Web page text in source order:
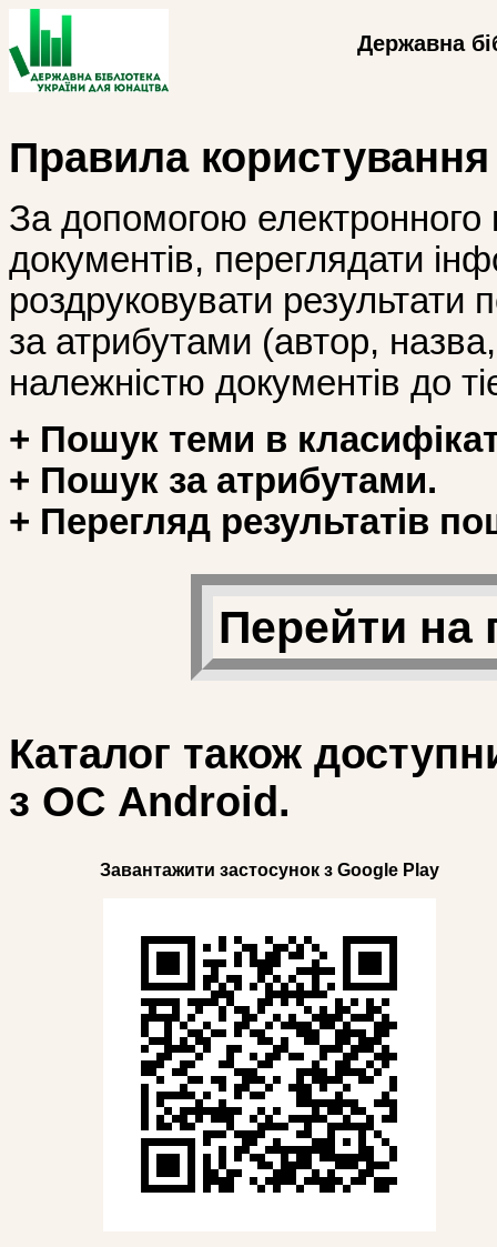
Державна
Правила
За допомогою
документів, переглядати
роздруковувати
за атрибутами (автор, назва,
належністю документів до
+ Пошук теми в
+ Пошук за атрибутами.
+ Перегляд результатів
Перейти на
Каталог також
з ОС Android.
Завантажити застосунок з Google Play